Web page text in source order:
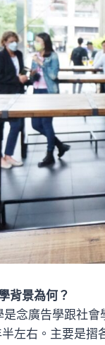
背景為何？
是念廣告學跟社
左右。主要是摺